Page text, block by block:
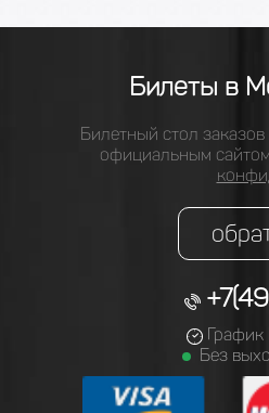
Билеты в
Билетный стол
официальным
График
Без